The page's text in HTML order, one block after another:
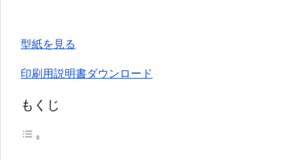
型紙を見る
印刷用説明書ダウンロード
もくじ